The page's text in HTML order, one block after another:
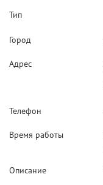
Тип
Город
Адрес
Телефон
Время работы
Описание